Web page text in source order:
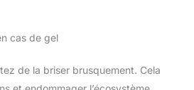
cas de gel
de la briser brusquement. Cela